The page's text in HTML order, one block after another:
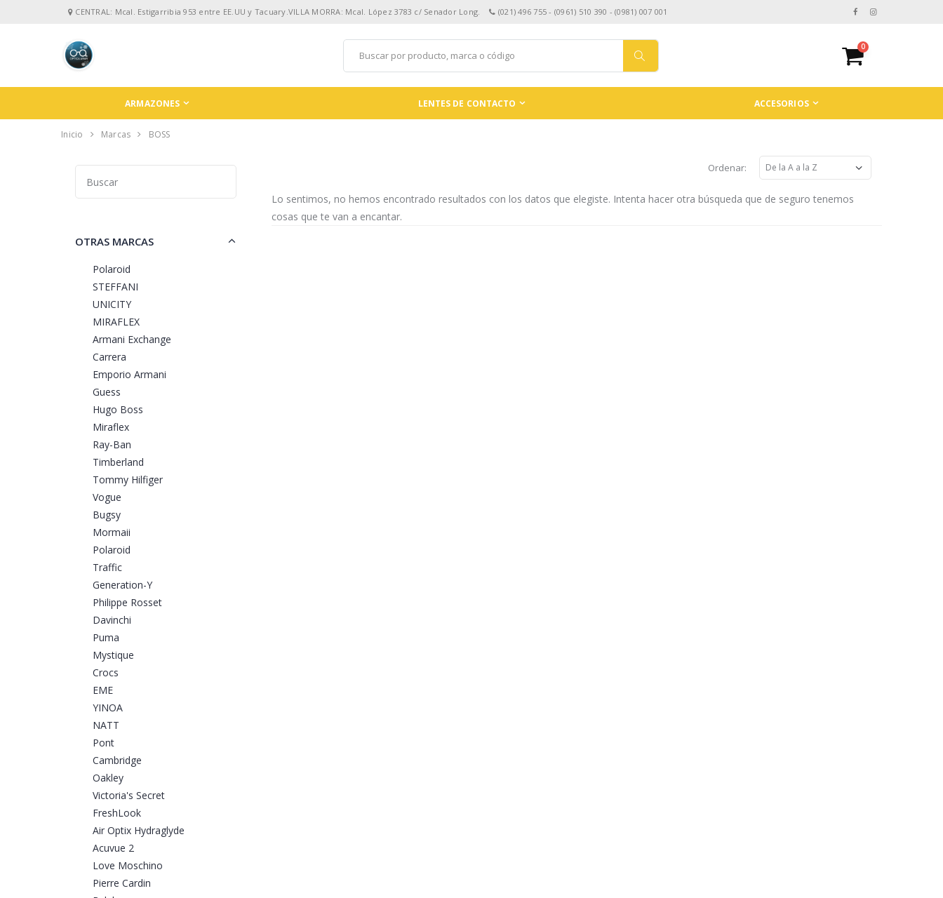
CENTRAL: Mcal. Estigarribia 953 entre EE.UU y Tacuary.VILLA MORRA: Mcal. López 3783 c/ Senador Long. (021) 496 755 - (0961) 510 390 - (0981) 007 001
0
ARMAZONES LENTES DE CONTACTO ACCESORIOS
Inicio Marcas BOSS
Ordenar:
Lo sentimos, no hemos encontrado resultados con los datos que elegiste. Intenta hacer otra búsqueda que de seguro tenemos
cosas que te van a encantar.
OTRAS MARCAS
Polaroid
STEFFANI
UNICITY
MIRAFLEX
Armani Exchange
Carrera
Emporio Armani
Guess
Hugo Boss
Miraflex
Ray-Ban
Timberland
Tommy Hilfiger
Vogue
Bugsy
Mormaii
Polaroid
Traffic
Generation-Y
Philippe Rosset
Davinchi
Puma
Mystique
Crocs
EME
YINOA
NATT
Pont
Cambridge
Oakley
Victoria's Secret
FreshLook
Air Optix Hydraglyde
Acuvue 2
Love Moschino
Pierre Cardin